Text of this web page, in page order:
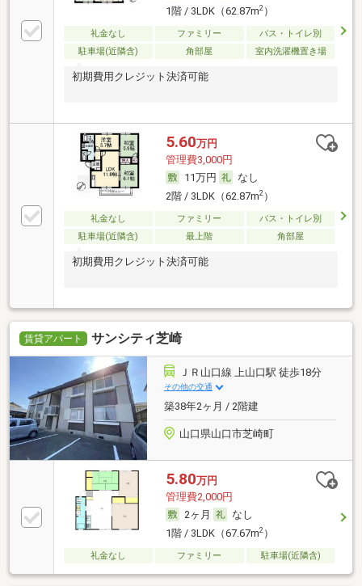
1階 / 3LDK（62.87m2）
礼金なし ファミリー
バス・トイレ別
駐車場(近隣含)
角部屋 室内洗濯機置き場
初期費用クレジット決済可能
5.60万円
管理費3,000円
11万円
なし
2階 / 3LDK（62.87m2）
礼金なし ファミリー
バス・トイレ別
駐車場(近隣含)
最上階 角部屋
初期費用クレジット決済可能
賃貸アパート サンシティ芝崎
ＪＲ山口線 上山口駅 徒歩18分
その他の交通
築38年2ヶ月 / 2階建
山口県山口市芝崎町
5.80万円
管理費2,000円
2ヶ月
なし
1階 / 3LDK（67.67m2）
礼金なし ファミリー 駐車場(近隣含)